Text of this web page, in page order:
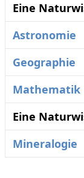
Eine
Astronomie
Geographie
Mathematik
Eine
Mineralogie